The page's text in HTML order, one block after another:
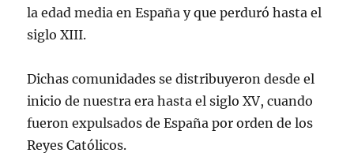
la edad media en España y que perduró hasta el
siglo XIII.
Dichas comunidades se distribuyeron desde el
inicio de nuestra era hasta el siglo XV, cuando
fueron expulsados de España por orden de los
Reyes Católicos.